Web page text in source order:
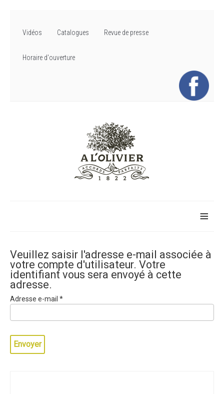
Vidéos Catalogues Revue de presse
Horaire d'ouverture
≡
Veuillez saisir l'adresse e-mail associée à
votre compte d'utilisateur. Votre
identifiant vous sera envoyé à cette
adresse.
Adresse e-mail *
Envoyer